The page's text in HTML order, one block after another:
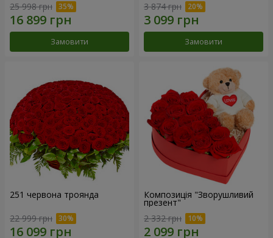
25 998 грн
Замовити
3 874 грн
Замовити
251 червона троянда
22 999 грн
Композиція "Зворушливий
презент"
2 332 грн